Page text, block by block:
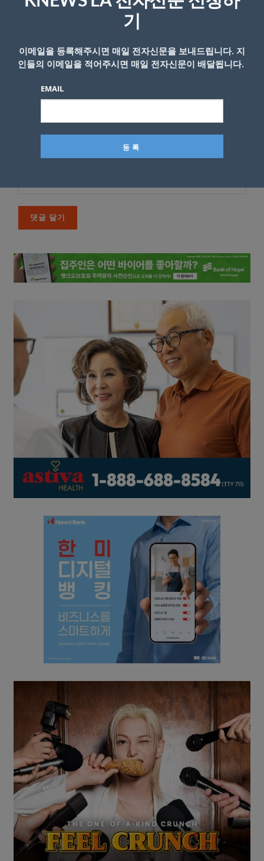
기
이메일을 등록해주시면 매일 전자신문을 보내드립니다. 지
인들의 이메일을 적어주시면 매일 전자신문이 배달됩니다.
EMAIL